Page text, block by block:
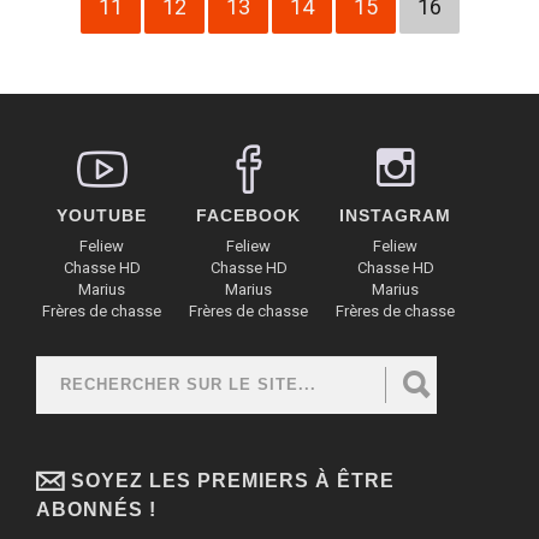
11 12 13 14 15 16
YOUTUBE
Feliew
Chasse HD
Marius
Frères de chasse
FACEBOOK
Feliew
Chasse HD
Marius
Frères de chasse
INSTAGRAM
Feliew
Chasse HD
Marius
Frères de chasse
FORMULAIRE DE RECHERCHE
SOYEZ LES PREMIERS À ÊTRE
ABONNÉS !